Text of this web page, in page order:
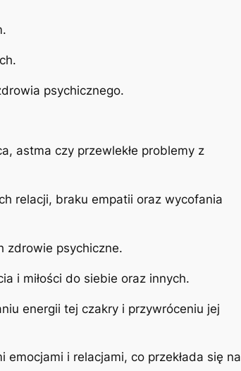
psychicznego.
astma czy przewlekłe problemy z
relacji, braku empatii oraz wycofania
zdrowie psychiczne.
i miłości do siebie oraz innych.
energii tej czakry i przywróceniu jej
i relacjami, co przekłada się na